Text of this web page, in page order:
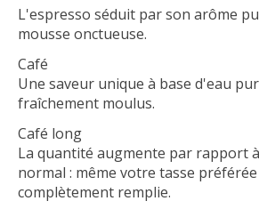
L'espresso séduit par son arôme
mousse onctueuse.
Café
Une saveur unique à base d'eau
fraîchement moulus.
Café long
La quantité augmente par rapport
normal : même votre tasse
complètement remplie.